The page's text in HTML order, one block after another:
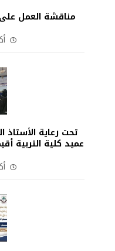
مناقشة العمل
تحت رعاية
عميد كلية التربية